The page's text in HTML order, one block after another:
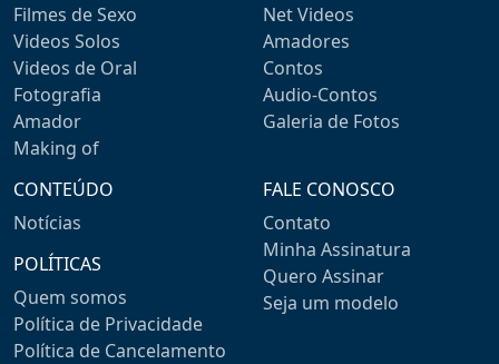
Filmes de Sexo
Videos Solos
Videos de Oral
Fotografia
Amador
Making of
Net Videos
Amadores
Contos
Audio-Contos
Galeria de Fotos
CONTEÚDO
Notícias
POLÍTICAS
Quem somos
Política de Privacidade
Política de Cancelamento
FALE CONOSCO
Contato
Minha Assinatura
Quero Assinar
Seja um modelo